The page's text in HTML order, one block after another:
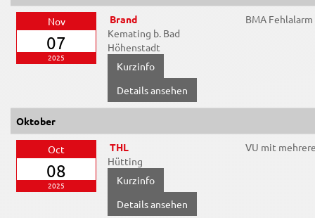
Nov
07
2025
Brand
Kemating b. Bad
Höhenstadt
Details ansehen
BMA Fehlalarm
Oktober
Oct
08
2025
THL
Hütting
Details ansehen
VU mit